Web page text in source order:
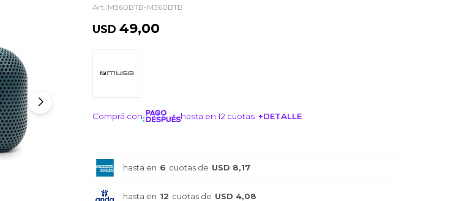
M360BTB-M360BTB
USD 49,00
Comprá con hasta en 12 cuotas +DETALLE
hasta en 6 cuotas de USD 8,17
hasta en 12 cuotas de USD 4,08